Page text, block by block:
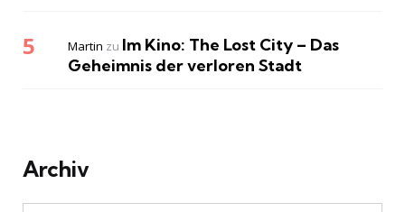
Martin zu Im Kino: The Lost City – Das
Geheimnis der verloren Stadt
Archiv